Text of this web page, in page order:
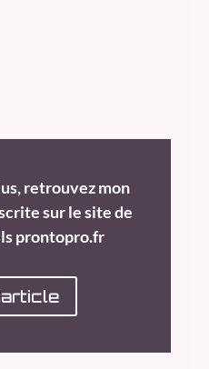
retrouvez mon
sur le site de
prontopro.fr